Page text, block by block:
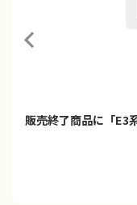
「プラレール ご当地